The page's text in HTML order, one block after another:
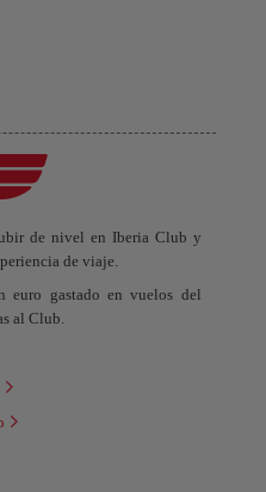
de nivel en Iberia Club y
de viaje.
euro gastado en vuelos del
al Club.